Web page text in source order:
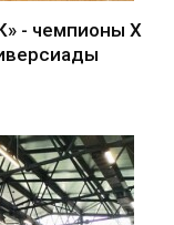
- чемпионы Х